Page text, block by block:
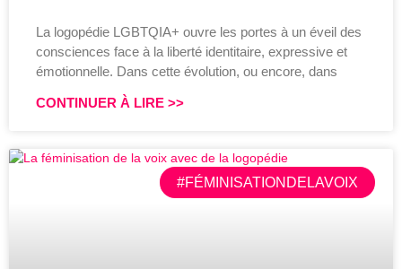
La logopédie LGBTQIA+ ouvre les portes à un éveil des
consciences face à la liberté identitaire, expressive et
émotionnelle. Dans cette évolution, ou encore, dans
CONTINUER À LIRE >>
#FÉMINISATIONDELAVOIX